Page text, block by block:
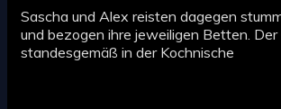
Sascha und Alex reisten dagegen
und bezogen ihre jeweiligen Betten.
standesgemäß in der Kochnische